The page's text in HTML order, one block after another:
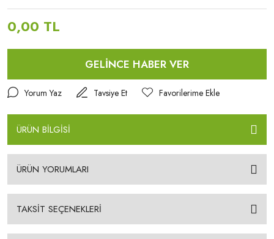
0,00 TL
GELİNCE HABER VER
Yorum Yaz Tavsiye Et
ÜRÜN BİLGİSİ
ÜRÜN YORUMLARI
TAKSİT SEÇENEKLERİ